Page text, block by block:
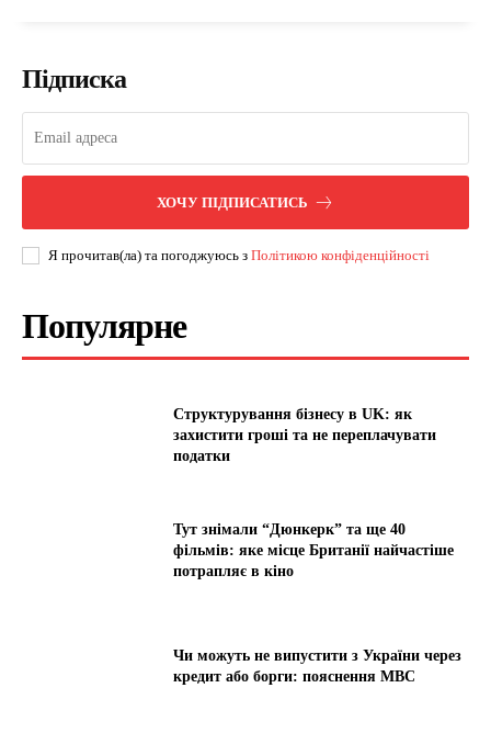
Підписка
ХОЧУ ПІДПИСАТИСЬ
Я прочитав(ла) та погоджуюсь з Політикою конфіденційності
Популярне
Структурування бізнесу в UK: як
захистити гроші та не переплачувати
податки
Тут знімали “Дюнкерк” та ще 40
фільмів: яке місце Британії найчастіше
потрапляє в кіно
Чи можуть не випустити з України через
кредит або борги: пояснення МВС